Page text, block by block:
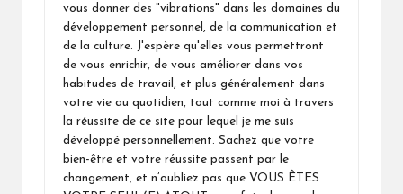
vous donner des "vibrations" dans les domaines du
développement personnel, de la communication et
de la culture. J'espère qu'elles vous permettront
de vous enrichir, de vous améliorer dans vos
habitudes de travail, et plus généralement dans
votre vie au quotidien, tout comme moi à travers
la réussite de ce site pour lequel je me suis
développé personnellement. Sachez que votre
bien-être et votre réussite passent par le
changement, et n’oubliez pas que VOUS ÊTES